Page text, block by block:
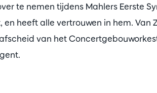
te nemen tijdens Mahlers Eerste
en heeft alle vertrouwen in hem. Van
van het